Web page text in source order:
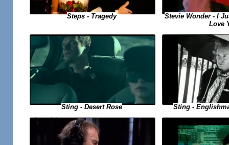
Steps - Tragedy
Stevie Wonder - I
Love
Sting - Desert Rose Sting -